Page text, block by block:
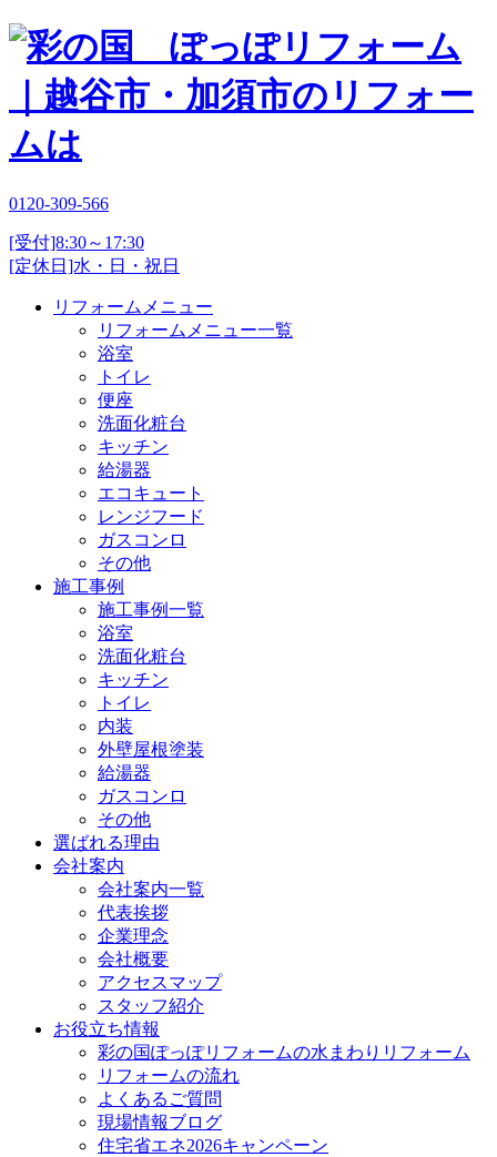
0120-309-566
[受付]8:30～17:30
[定休日]水・日・祝日
リフォームメニュー
リフォームメニュー一覧
浴室
トイレ
便座
洗面化粧台
キッチン
給湯器
エコキュート
レンジフード
ガスコンロ
その他
施工事例
施工事例一覧
浴室
洗面化粧台
キッチン
トイレ
内装
外壁屋根塗装
給湯器
ガスコンロ
その他
選ばれる理由
会社案内
会社案内一覧
代表挨拶
企業理念
会社概要
アクセスマップ
スタッフ紹介
お役立ち情報
彩の国ぽっぽリフォームの水まわりリフォーム
リフォームの流れ
よくあるご質問
現場情報ブログ
住宅省エネ2026キャンペーン